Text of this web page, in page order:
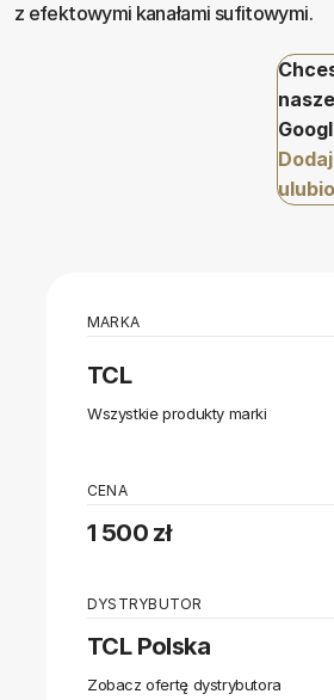
z efektowymi kanałami sufitowymi.
MARKA
TCL
Wszystkie produkty marki
CENA
1 500 zł
DYSTRYBUTOR
TCL Polska
Zobacz ofertę dystrybutora